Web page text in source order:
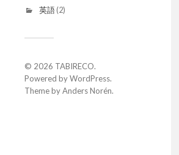
英語(2)
© 2026 TABIRECO.
Powered byWordPress.
Theme byAnders Norén.